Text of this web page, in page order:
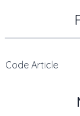
Code Article